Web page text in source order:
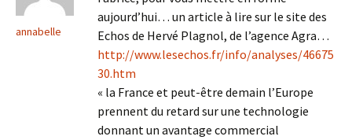
annabelle
aujourd’hui… un article à lire sur le site des
Echos de Hervé Plagnol, de l’agence Agra…
http://www.lesechos.fr/info/analyses/46675
30.htm
« la France et peut-être demain l’Europe
prennent du retard sur une technologie
donnant un avantage commercial